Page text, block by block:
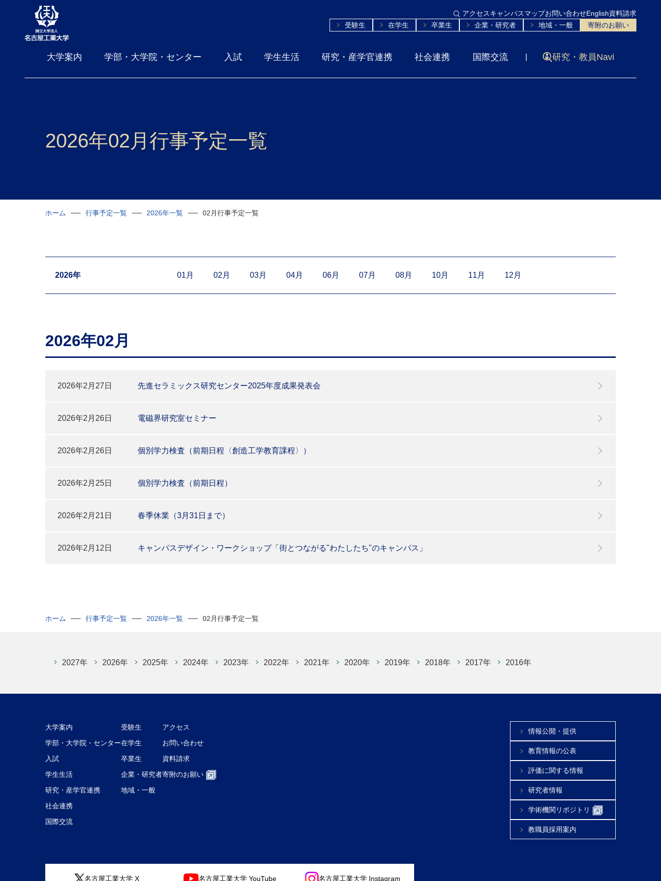
アクセスキャンパスマップお問い合わせEnglish資料請求
受験生
在学生 卒業生 企業・研究者 地域・一般 寄附のお願い
大学案内 学部・大学院・センター 入試 学生生活 研究・産学官連携 社会連携 国際交流 研究・教員Navi
2026年02月行事予定一覧
ホーム 行事予定一覧 2026年一覧 02月行事予定一覧
2026年 01月 02月 03月 04月 06月 07月 08月 10月 11月 12月
2026年02月
2026年2月27日 先進セラミックス研究センター2025年度成果発表会
2026年2月26日 電磁界研究室セミナー
2026年2月26日 個別学力検査（前期日程〈創造工学教育課程〉）
2026年2月25日 個別学力検査（前期日程）
2026年2月21日 春季休業（3月31日まで）
2026年2月12日 キャンパスデザイン・ワークショップ「街とつながる"わたしたち"のキャンパス」
ホーム 行事予定一覧 2026年一覧 02月行事予定一覧
2027年 2026年 2025年 2024年 2023年 2022年 2021年 2020年 2019年 2018年 2017年 2016年
大学案内
学部・大学院・センター
入試
学生生活
研究・産学官連携
社会連携
国際交流
受験生
在学生
卒業生
企業・研究者
地域・一般
アクセス
お問い合わせ
資料請求
寄附のお願い
情報公開・提供
教育情報の公表
評価に関する情報
研究者情報
学術機関リポジトリ
教職員採用案内
名古屋工業大学 X 名古屋工業大学 YouTube 名古屋工業大学 Instagram